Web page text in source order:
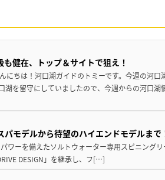
健在、トップ＆サイトで狙え！
にちは！河口湖ガイドのトミーです。今週の河口
湖を留守にしていましたので、今週からの河口湖
モデルから待望のハイエンドモデルまで
ワーを備えたソルトウォーター専用スピニングリ
DESIGN」を継承し、フ[…]